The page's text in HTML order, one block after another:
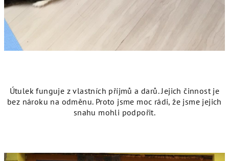
Útulek funguje z vlastních příjmů a darů. Jejich činnost je
bez nároku na odměnu. Proto jsme moc rádi, že jsme jejich
snahu mohli podpořit.